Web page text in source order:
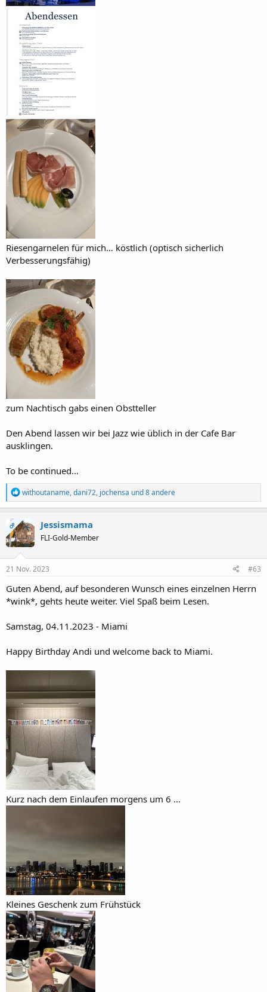
Riesengarnelen für mich… köstlich (optisch sicherlich
Verbesserungsfähig)
zum Nachtisch gabs einen Obstteller
Den Abend lassen wir bei Jazz wie üblich in der Cafe Bar
ausklingen.
To be continued…
R
e
a
k
t
i
o
n
e
:
withoutaname,dani72, jochensa und 8 andere
OP Jessismama
FLI-Gold-Member
21 Nov. 2023 #63
Guten Abend, auf besonderen Wunsch eines einzelnen Herrn
*wink*, gehts heute weiter. Viel Spaß beim Lesen.
Samstag, 04.11.2023 - Miami
Happy Birthday Andi und welcome back to Miami.
Kurz nach dem Einlaufen morgens um 6 …
Kleines Geschenk zum Frühstück